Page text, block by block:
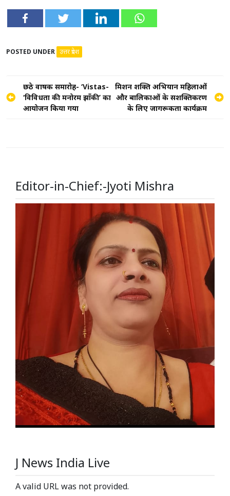
POSTED UNDER उत्तर प्रदेश
Post
navigation
छठे वार्षिक समारोह- ‘Vistas-
‘विविधता की मनोरम झाँकी’ का
आयोजन किया गया
मिशन शक्ति अभियान महिलाओं
और बालिकाओं के सशक्तिकरण
के लिए जागरूकता कार्यक्रम
Editor-in-Chief:-Jyoti Mishra
J News India Live
A valid URL was not provided.